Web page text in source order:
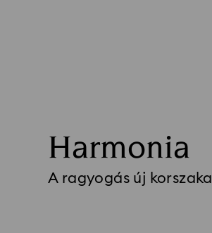
Harmonia
A ragyogás új korszaka